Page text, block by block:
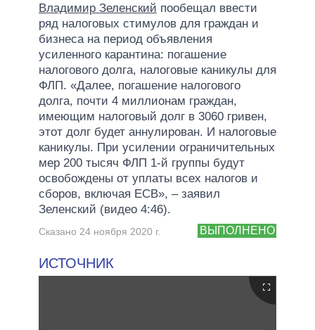
Владимир Зеленский пообещал ввести
ряд налоговых стимулов для граждан и
бизнеса на период объявления
усиленного карантина: погашение
налогового долга, налоговые каникулы для
ФЛП. «Далее, погашение налогового
долга, почти 4 миллионам граждан,
имеющим налоговый долг в 3060 гривен,
этот долг будет аннулирован. И налоговые
каникулы. При усилении ограничительных
мер 200 тысяч ФЛП 1-й группы будут
освобождены от уплаты всех налогов и
сборов, включая ЕСВ», – заявил
Зеленский (видео 4:46).
ВЫПОЛНЕНО
Сказано 24 ноября 2020 г.
ИСТОЧНИК